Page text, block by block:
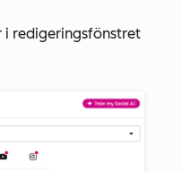
i redigeringsfönstret